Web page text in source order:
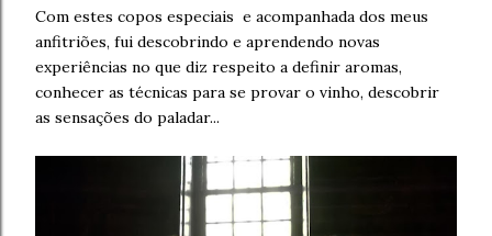
Com estes copos especiais e acompanhada dos meus
anfitriões, fui descobrindo e aprendendo novas
experiências no que diz respeito a definir aromas,
conhecer as técnicas para se provar o vinho, descobrir
as sensações do paladar...